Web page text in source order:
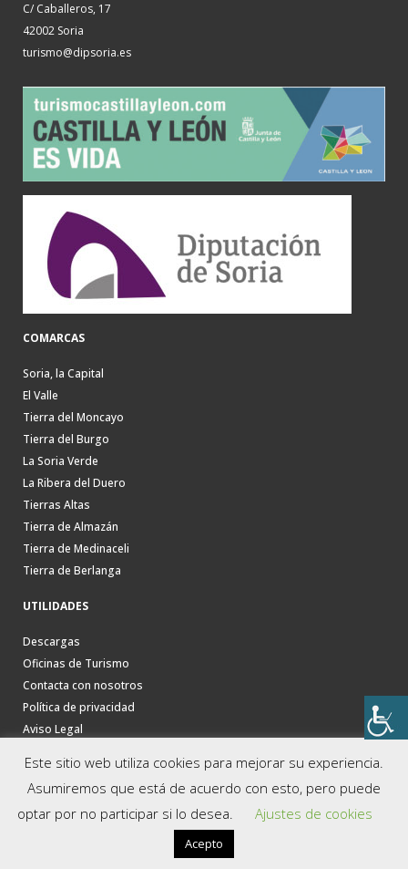
C/ Caballeros, 17
42002 Soria
turismo@dipsoria.es
COMARCAS
Soria, la Capital
El Valle
Tierra del Moncayo
Tierra del Burgo
La Soria Verde
La Ribera del Duero
Tierras Altas
Tierra de Almazán
Tierra de Medinaceli
Tierra de Berlanga
UTILIDADES
Descargas
Oficinas de Turismo
Contacta con nosotros
Política de privacidad
Aviso Legal
Este sitio web utiliza cookies para mejorar su experiencia.
Asumiremos que está de acuerdo con esto, pero puede
optar por no participar si lo desea.
Ajustes de cookies
Acepto